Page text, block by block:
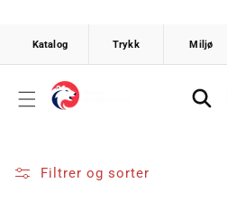
innholdet
Filtrer og sorter